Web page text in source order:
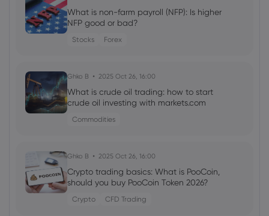
What is non-farm payroll (NFP): Is higher
NFP good or bad?
Stocks Forex
Ghko B 2025 Oct 26, 16:00
What is crude oil trading: how to start
crude oil investing with markets.com
Commodities
Ghko B 2025 Oct 26, 16:00
Crypto trading basics: What is PooCoin,
should you buy PooCoin Token 2026?
Crypto CFD Trading